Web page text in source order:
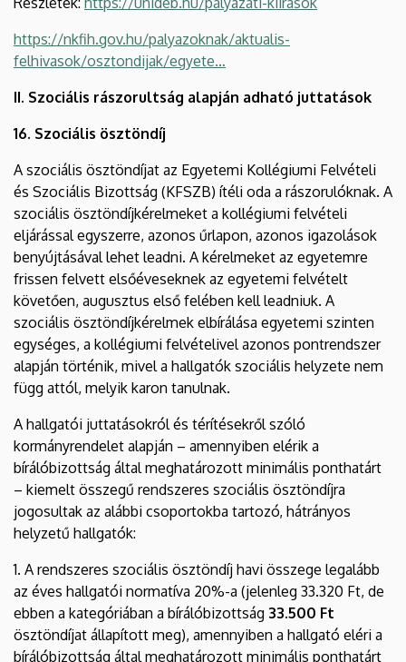
https://nkfih.gov.hu/palyazoknak/aktualis-
felhivasok/osztondijak/egyete…
II. Szociális rászorultság alapján adható juttatások
16. Szociális ösztöndíj
A szociális ösztöndíjat az Egyetemi Kollégiumi Felvételi
és Szociális Bizottság (KFSZB) ítéli oda a rászorulóknak. A
szociális ösztöndíjkérelmeket a kollégiumi felvételi
eljárással egyszerre, azonos űrlapon, azonos igazolások
benyújtásával lehet leadni. A kérelmeket az egyetemre
frissen felvett elsőéveseknek az egyetemi felvételt
követően, augusztus első felében kell leadniuk. A
szociális ösztöndíjkérelmek elbírálása egyetemi szinten
egységes, a kollégiumi felvételivel azonos pontrendszer
alapján történik, mivel a hallgatók szociális helyzete nem
függ attól, melyik karon tanulnak.
A hallgatói juttatásokról és térítésekről szóló
kormányrendelet alapján – amennyiben elérik a
bírálóbizottság által meghatározott minimális ponthatárt
– kiemelt összegű rendszeres szociális ösztöndíjra
jogosultak az alábbi csoportokba tartozó, hátrányos
helyzetű hallgatók:
1. A rendszeres szociális ösztöndíj havi összege legalább
az éves hallgatói normatíva 20%-a (jelenleg 33.320 Ft, de
ebben a kategóriában a bírálóbizottság 33.500 Ft
ösztöndíjat állapított meg), amennyiben a hallgató eléri a
bírálóbizottság által meghatározott minimális ponthatárt